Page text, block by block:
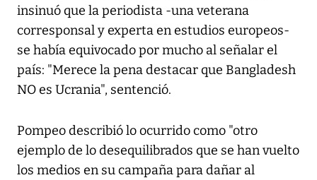
insinuó que la periodista -una veterana
corresponsal y experta en estudios europeos-
se había equivocado por mucho al señalar el
país: "Merece la pena destacar que Bangladesh
NO es Ucrania", sentenció.
Pompeo describió lo ocurrido como "otro
ejemplo de lo desequilibrados que se han vuelto
los medios en su campaña para dañar al